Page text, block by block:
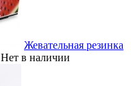
Жевательная резинка
Нет в наличии